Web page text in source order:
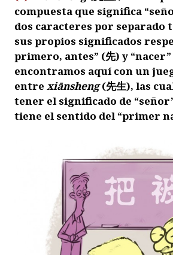
compuesta que significa
dos caracteres por separado
sus propios significados
primero, antes” (先) y
encontramos aquí con un
entre xiānsheng(先生), las
tener el significado de
tiene el sentido del “primer